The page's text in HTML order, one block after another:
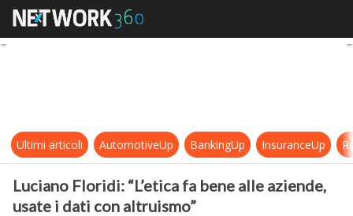
Luciano Floridi: “L’etica fa bene
Ultimi articoli AutomotiveUp BankingUp InsuranceUp
Luciano Floridi: “L’etica fa bene alle aziende,
usate i dati con altruismo”